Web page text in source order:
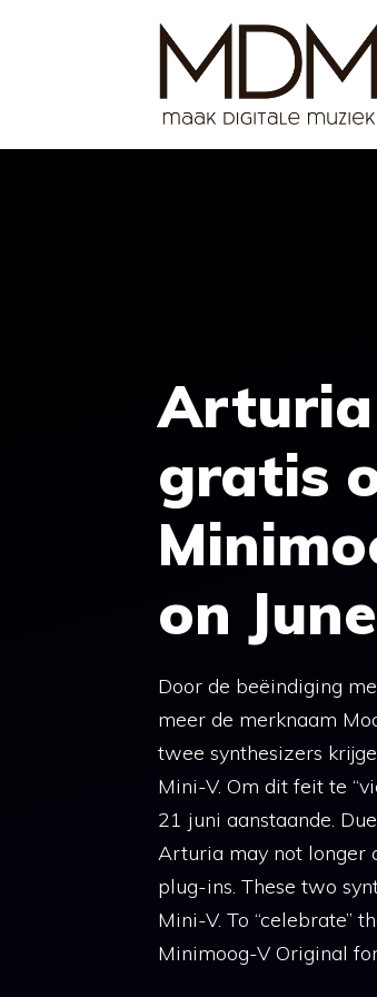
Arturia
gratis
on
Door de beëindiging
meer de merknaam
twee synthesizers
Mini-V. Om dit feit te
21 juni aanstaande.
Arturia may not longer
plug-ins. These two
Mini-V. To “celebrate”
Minimoog-V Original